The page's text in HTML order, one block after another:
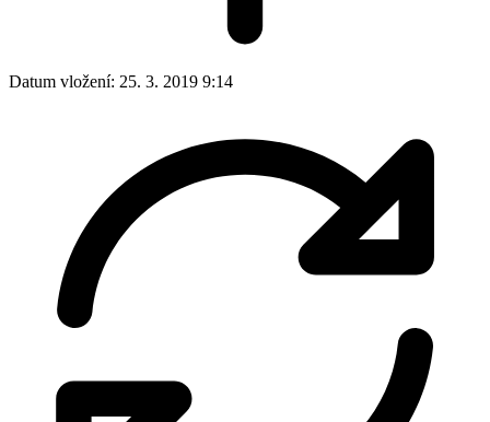
Datum vložení: 25. 3. 2019 9:14